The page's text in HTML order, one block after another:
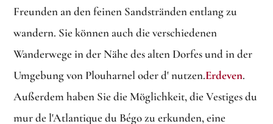
Freunden an den feinen Sandstränden entlang zu
wandern. Sie können auch die verschiedenen
Wanderwege in der Nähe des alten Dorfes und in der
Umgebung von Plouharnel oder d' nutzen.Erdeven.
Außerdem haben Sie die Möglichkeit, die Vestiges du
mur de l'Atlantique du Bégo zu erkunden, eine